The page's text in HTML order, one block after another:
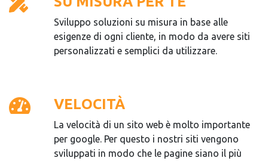
Sviluppo soluzioni su misura in base alle
esigenze di ogni cliente, in modo da avere siti
personalizzati e semplici da utilizzare.
VELOCITÀ
La velocità di un sito web è molto importante
per google. Per questo i nostri siti vengono
sviluppati in modo che le pagine siano il più